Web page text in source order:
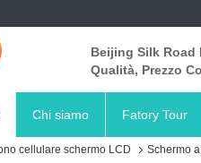
Beijing Silk Road
Qualità, Prezzo
Chi siamo Fatory Tour
cellulare schermo LCD
Schermo